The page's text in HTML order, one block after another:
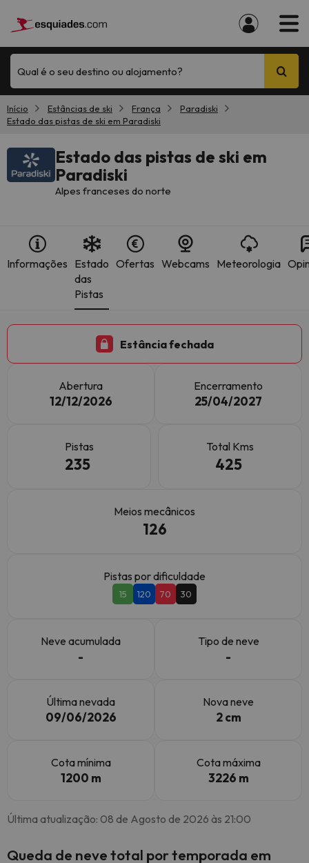
Qual é o seu destino ou alojamento?
Início Estâncias de ski França
Paradiski
Estado das pistas de ski em Paradiski
Estado das pistas de ski em
Paradiski
Alpes franceses do norte
Informações Estado
das
Pistas
Ofertas Webcams Meteorologia
Estância fechada
Abertura
12/12/2026
Encerramento
25/04/2027
Pistas
235
Total Kms
425
Meios mecânicos
126
Pistas por dificuldade
15 120 70 30
Neve acumulada
-
Tipo de neve
-
Última nevada
09/06/2026
Nova neve
2 cm
Cota mínima
1200 m
Cota máxima
3226 m
Última atualização: 08 de Agosto de 2026 às 21:00
Queda de neve total por temporada em